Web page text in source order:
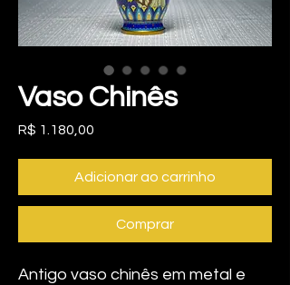
Vaso Chinês
R$ 1.180,00
Adicionar ao carrinho
Comprar
Antigo vaso chinês em metal e